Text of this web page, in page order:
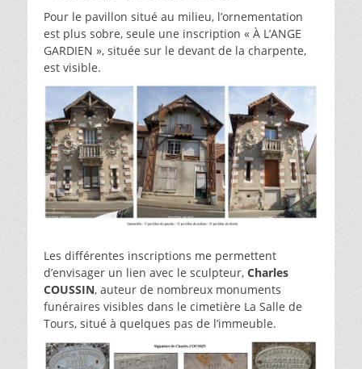
Pour le pavillon situé au milieu, l’ornementation
est plus sobre, seule une inscription « À L’ANGE
GARDIEN », située sur le devant de la charpente,
est visible.
Les différentes inscriptions me permettent
d’envisager un lien avec le sculpteur, Charles
COUSSIN, auteur de nombreux monuments
funéraires visibles dans le cimetière La Salle de
Tours, situé à quelques pas de l’immeuble.